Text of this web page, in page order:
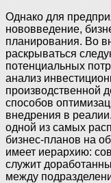
Однако для
нововведение,
планирования. Во
раскрываться
потенциальных
анализ
производственной
способов
внедрения в
одной из самых
бизнес-планов на
имеет иерархию:
служит
между